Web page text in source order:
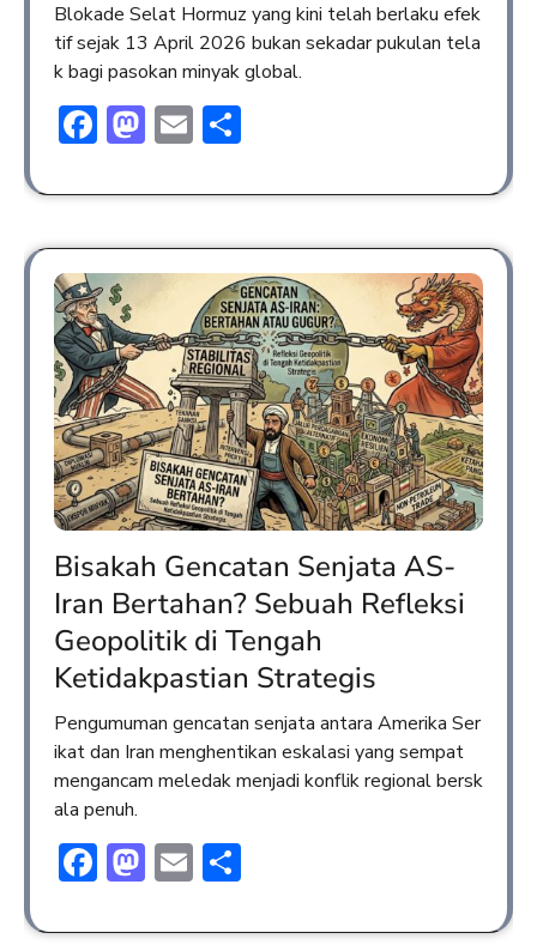
Blokade Selat Hormuz yang kini telah berlaku efek
tif sejak 13 April 2026 bukan sekadar pukulan tela
k bagi pasokan minyak global.
Facebook
Mastodon
Email
Bisakah Gencatan Senjata AS-
Iran Bertahan? Sebuah Refleksi
Geopolitik di Tengah
Ketidakpastian Strategis
Pengumuman gencatan senjata antara Amerika Ser
ikat dan Iran menghentikan eskalasi yang sempat
mengancam meledak menjadi konflik regional bersk
ala penuh.
Facebook
Mastodon
Email